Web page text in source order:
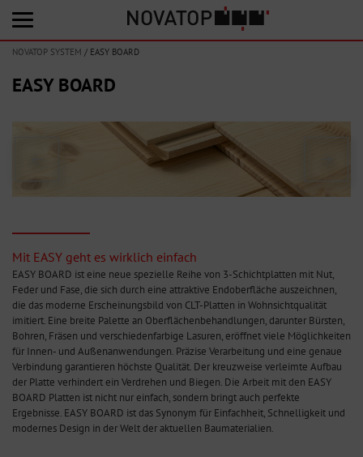
NOVATOP SYSTEM / EASY BOARD
EASY BOARD
Mit EASY geht es wirklich einfach
EASY BOARD ist eine neue spezielle Reihe von 3-Schichtplatten mit Nut,
Feder und Fase, die sich durch eine attraktive Endoberfläche auszeichnen,
die das moderne Erscheinungsbild von CLT-Platten in Wohnsichtqualität
imitiert. Eine breite Palette an Oberflächenbehandlungen, darunter Bürsten,
Bohren, Fräsen und verschiedenfarbige Lasuren, eröffnet viele Möglichkeiten
für Innen- und Außenanwendungen. Präzise Verarbeitung und eine genaue
Verbindung garantieren höchste Qualität. Der kreuzweise verleimte Aufbau
der Platte verhindert ein Verdrehen und Biegen. Die Arbeit mit den EASY
BOARD Platten ist nicht nur einfach, sondern bringt auch perfekte
Ergebnisse. EASY BOARD ist das Synonym für Einfachheit, Schnelligkeit und
modernes Design in der Welt der aktuellen Baumaterialien.